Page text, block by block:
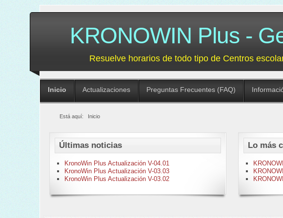
KRONOWIN Plus -
Resuelve horarios de todo tipo de Centros
Inicio Actualizaciones Preguntas Frecuentes (FAQ)
Está aquí: Inicio
Últimas noticias
KronoWin Plus Actualización V-04.01
KronoWin Plus Actualización V-03.03
KronoWin Plus Actualización V-03.02
Lo más